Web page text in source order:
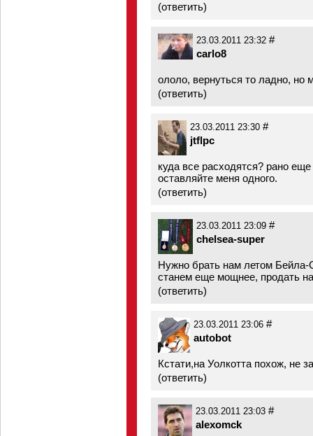
(ответить)
23.03.2011 23:32 #
carlo8
ололо, вернуться то ладно, но
(ответить)
23.03.2011 23:30 #
jtflpc
куда все расходятся? рано
оставляйте меня одного.
(ответить)
23.03.2011 23:09 #
chelsea-super
Нужно брать нам летом
станем еще мощнее, продать
(ответить)
23.03.2011 23:06 #
autobot
Кстати,на Уолкотта похож, не
(ответить)
23.03.2011 23:03 #
alexomck